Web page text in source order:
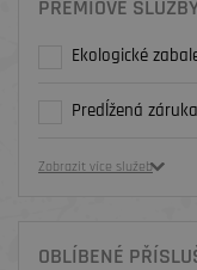
PRÉMIOVÉ
Ekologické
Predĺžená
Zobrazit více služeb
OBLÍBENÉ